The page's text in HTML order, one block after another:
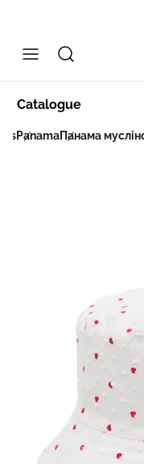
Catalogue
PanamaПанама